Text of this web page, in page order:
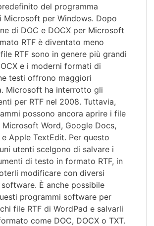
del programma
Microsoft per Windows. Dopo
di DOC e DOCX per Microsoft
RTF è diventato meno
RTF sono in genere più grandi
e i moderni formati di
testi offrono maggiori
Microsoft ha interrotto gli
per RTF nel 2008. Tuttavia,
possono ancora aprire i file
Microsoft Word, Google Docs,
Apple TextEdit. Per questo
utenti scelgono di salvare i
di testo in formato RTF, in
modificare con diversi
È anche possibile
programmi software per
file RTF di WordPad e salvarli
come DOC, DOCX o TXT.